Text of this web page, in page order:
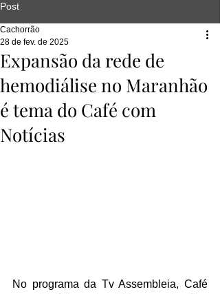
Post
Expansão da rede de
hemodiálise no Maranhão
é tema do Café com
Notícias
Cachorrão
28 de fev. de 2025
No programa da Tv Assembleia, Café